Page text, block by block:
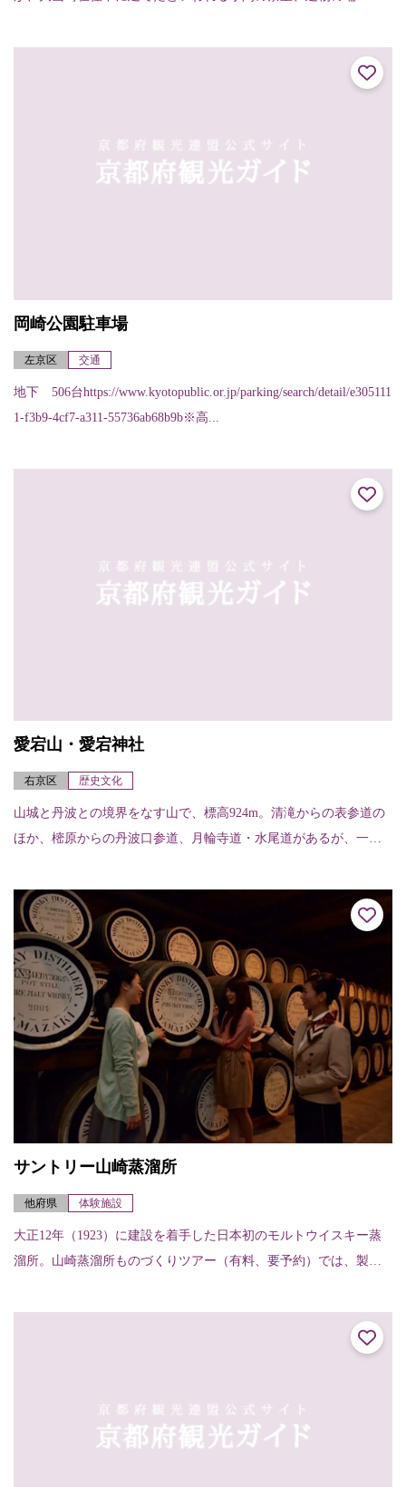
例のない地下窓をあけて...
岡崎公園駐車場
左京区 交通
地下 506台https://www.kyotopublic.or.jp/parking/search/detail/e305111
1-f3b9-4cf7-a311-55736ab68b9b※高...
愛宕山・愛宕神社
右京区 歴史文化
山城と丹波との境界をなす山で、標高924m。清滝からの表参道の
ほか、樒原からの丹波口参道、月輪寺道・水尾道があるが、一般
社があり、古く...
サントリー山崎蒸溜所
他府県 体験施設
大正12年（1923）に建設を着手した日本初のモルトウイスキー蒸
溜所。山崎蒸溜所ものづくりツアー（有料、要予約）では、製造
のテイスティン...